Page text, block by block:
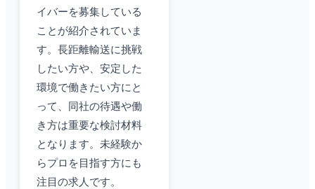
イバーを募集している
ことが紹介されていま
す。長距離輸送に挑戦
したい方や、安定した
環境で働きたい方にと
って、同社の待遇や働
き方は重要な検討材料
となります。未経験か
らプロを目指す方にも
注目の求人です。